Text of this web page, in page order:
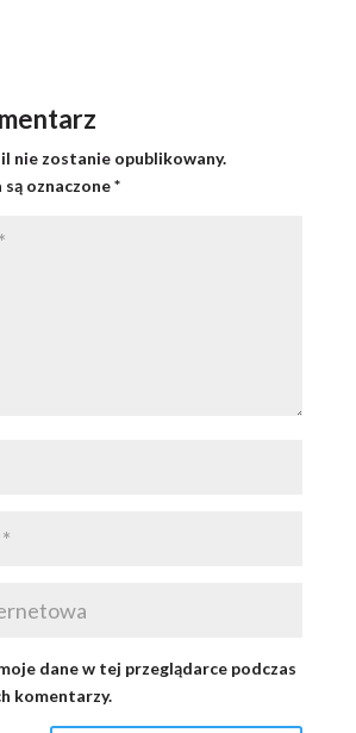
nie zostanie opublikowany.
oznaczone*
dane w tej przeglądarce podczas
komentarzy.